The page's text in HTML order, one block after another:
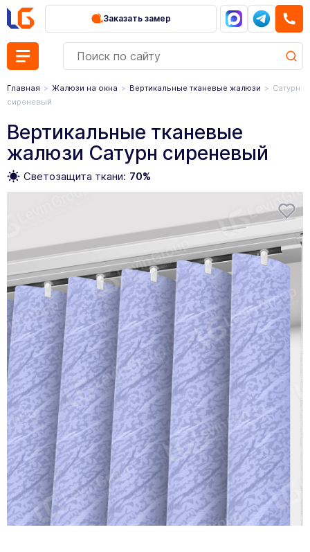
Заказать замер
Главная Жалюзи на окна Вертикальные тканевые жалюзи
Сатурн
сиреневый
Вертикальные тканевые
жалюзи Сатурн сиреневый
Светозащита ткани: 70%